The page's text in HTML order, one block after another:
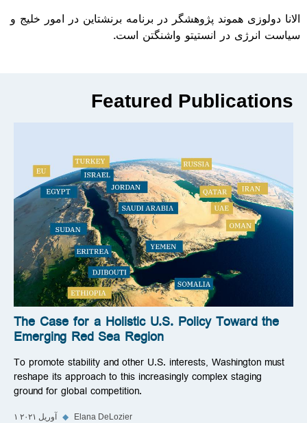
الانا دولوزی هموند پژوهشگر در برنامه برنشتاین در امور خلیج و
سیاست انرژی در انستیتو واشنگتن است.
Featured Publications
The Case for a Holistic U.S. Policy Toward the
Emerging Red Sea Region
To promote stability and other U.S. interests, Washington must
reshape its approach to this increasingly complex staging
ground for global competition.
۱ آوریل ۲۰۲۱ ◆ Elana DeLozier